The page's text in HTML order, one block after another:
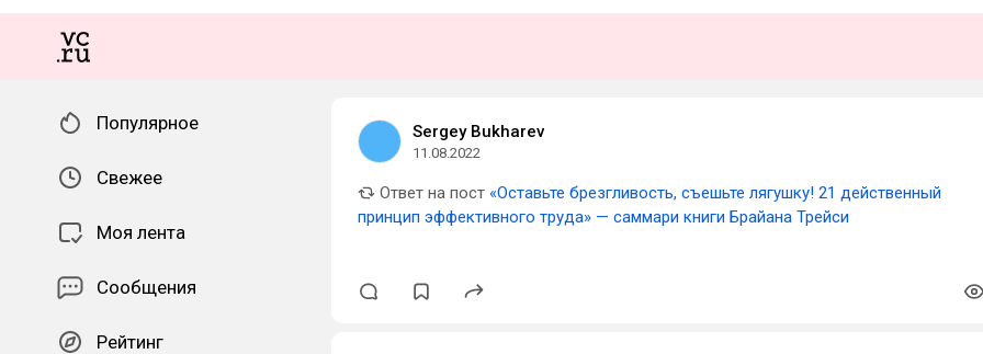
Популярное
Свежее
Моя лента
Сообщения
Рейтинг
Sergey Bukharev
11.08.2022
Ответ на пост «Оставьте брезгливость, съешьте лягушку! 21 действенный
принцип эффективного труда» — саммари книги Брайана Трейси